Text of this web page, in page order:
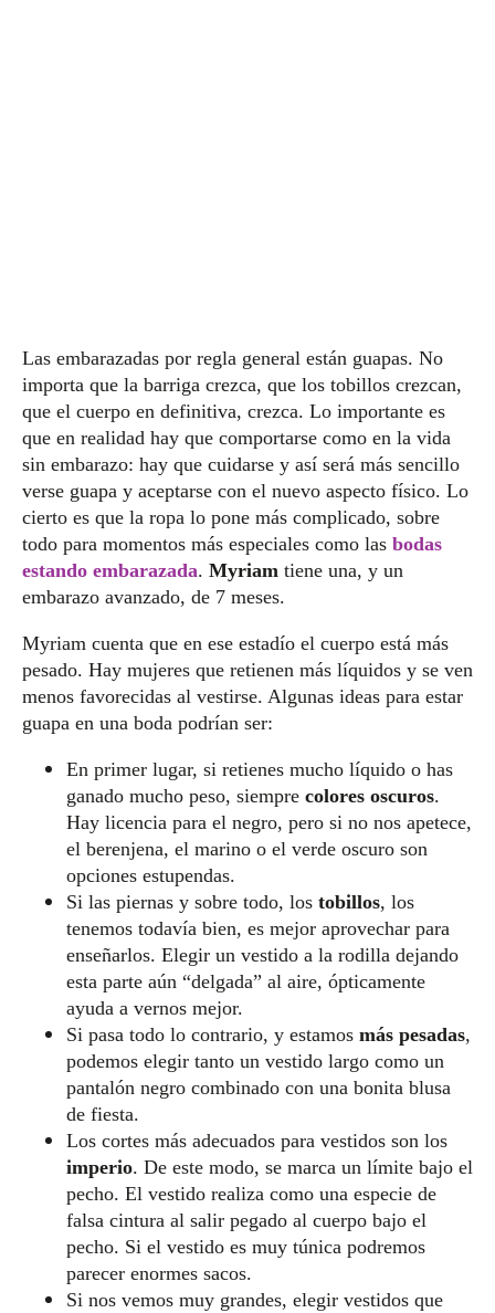
Las embarazadas por regla general están guapas. No
importa que la barriga crezca, que los tobillos crezcan,
que el cuerpo en definitiva, crezca. Lo importante es
que en realidad hay que comportarse como en la vida
sin embarazo: hay que cuidarse y así será más sencillo
verse guapa y aceptarse con el nuevo aspecto físico. Lo
cierto es que la ropa lo pone más complicado, sobre
todo para momentos más especiales como las bodas
estando embarazada. Myriam tiene una, y un
embarazo avanzado, de 7 meses.
Myriam cuenta que en ese estadío el cuerpo está más
pesado. Hay mujeres que retienen más líquidos y se ven
menos favorecidas al vestirse. Algunas ideas para estar
guapa en una boda podrían ser:
En primer lugar, si retienes mucho líquido o has
ganado mucho peso, siempre colores oscuros.
Hay licencia para el negro, pero si no nos apetece,
el berenjena, el marino o el verde oscuro son
opciones estupendas.
Si las piernas y sobre todo, los tobillos, los
tenemos todavía bien, es mejor aprovechar para
enseñarlos. Elegir un vestido a la rodilla dejando
esta parte aún “delgada” al aire, ópticamente
ayuda a vernos mejor.
Si pasa todo lo contrario, y estamos más pesadas,
podemos elegir tanto un vestido largo como un
pantalón negro combinado con una bonita blusa
de fiesta.
Los cortes más adecuados para vestidos son los
imperio. De este modo, se marca un límite bajo el
pecho. El vestido realiza como una especie de
falsa cintura al salir pegado al cuerpo bajo el
pecho. Si el vestido es muy túnica podremos
parecer enormes sacos.
Si nos vemos muy grandes, elegir vestidos que